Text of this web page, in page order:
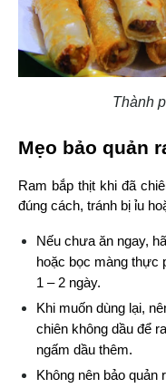
Thành
Mẹo bảo quản
Ram bắp thịt khi đã
đúng cách, tránh bị ỉu
Nếu chưa ăn ngay,
hoặc bọc màng thực
1 – 2 ngày.
Khi muốn dùng lại,
chiên không dầu để
ngấm dầu thêm.
Không nên bảo quản